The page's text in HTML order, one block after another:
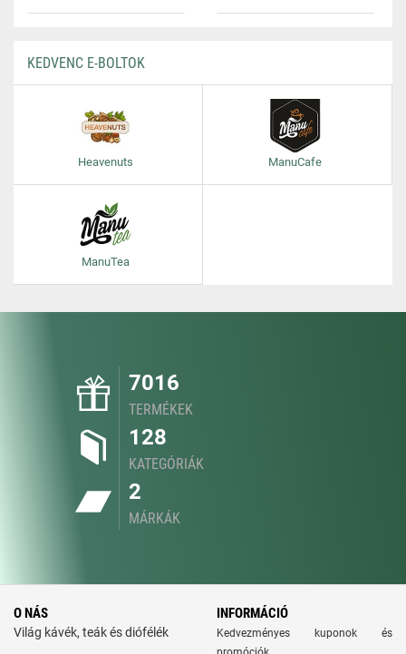
KEDVENC E-BOLTOK
Heavenuts ManuCafe
ManuTea
7016
TERMÉKEK
128
KATEGÓRIÁK
2
MÁRKÁK
O NÁS
Világ kávék, teák és diófélék
INFORMÁCIÓ
Kedvezményes kuponok és